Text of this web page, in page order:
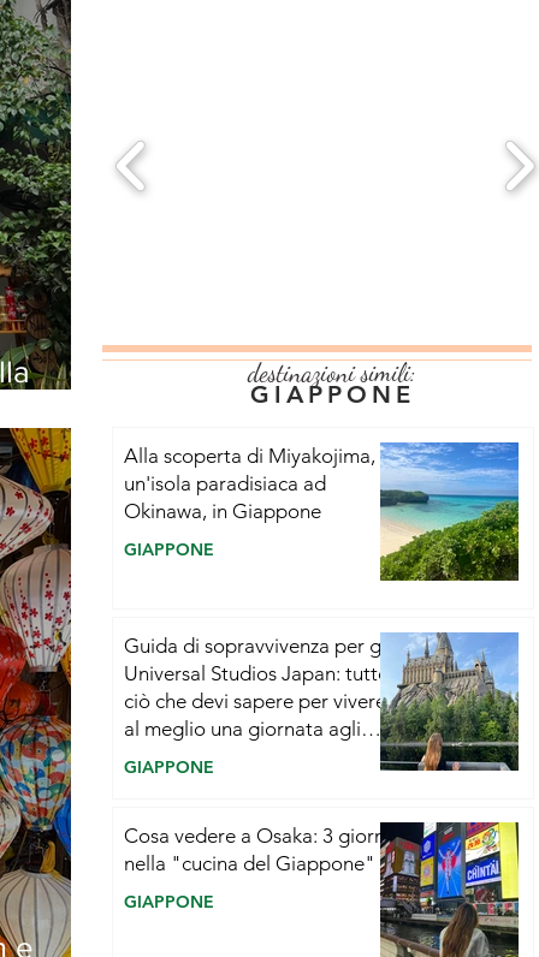
e
GIAPPONE
destinazioni simili:
Alla scoperta di Miyakojima,
un'isola paradisiaca ad
Okinawa, in Giappone
GIAPPONE
Guida di sopravvivenza per gli
Universal Studios Japan: tutto
ciò che devi sapere per vivere
al meglio una giornata agli
USJ di Osaka
GIAPPONE
Cosa vedere a Osaka: 3 giorni
nella "cucina del Giappone"
GIAPPONE